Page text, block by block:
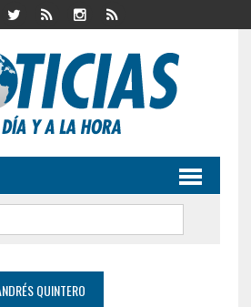
QUINTERO